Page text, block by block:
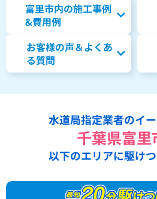
富里市内の施工事例
&費用例
お客様の声＆よくあ
る質問
水道局指定業者のイー
千葉県富里
以下のエリアに駆けつ